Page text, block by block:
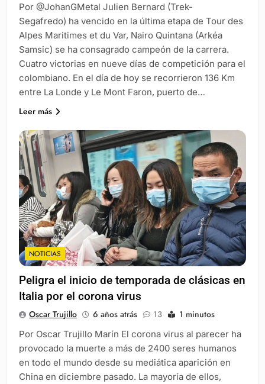
Por @JohanGMetal Julien Bernard (Trek-
Segafredo) ha vencido en la última etapa de Tour des
Alpes Maritimes et du Var, Nairo Quintana (Arkéa
Samsic) se ha consagrado campeón de la carrera.
Cuatro victorias en nueve días de competición para el
colombiano. En el día de hoy se recorrieron 136 Km
entre La Londe y Le Mont Faron, puerto de…
Leer más
NOTICIAS
Peligra el inicio de temporada de clásicas en
Italia por el corona virus
Oscar Trujillo 6 años atrás 13 1 minutos
Por Oscar Trujillo Marín El corona virus al parecer ha
provocado la muerte a más de 2400 seres humanos
en todo el mundo desde su mediática aparición en
China en diciembre pasado. La mayoría de ellos,